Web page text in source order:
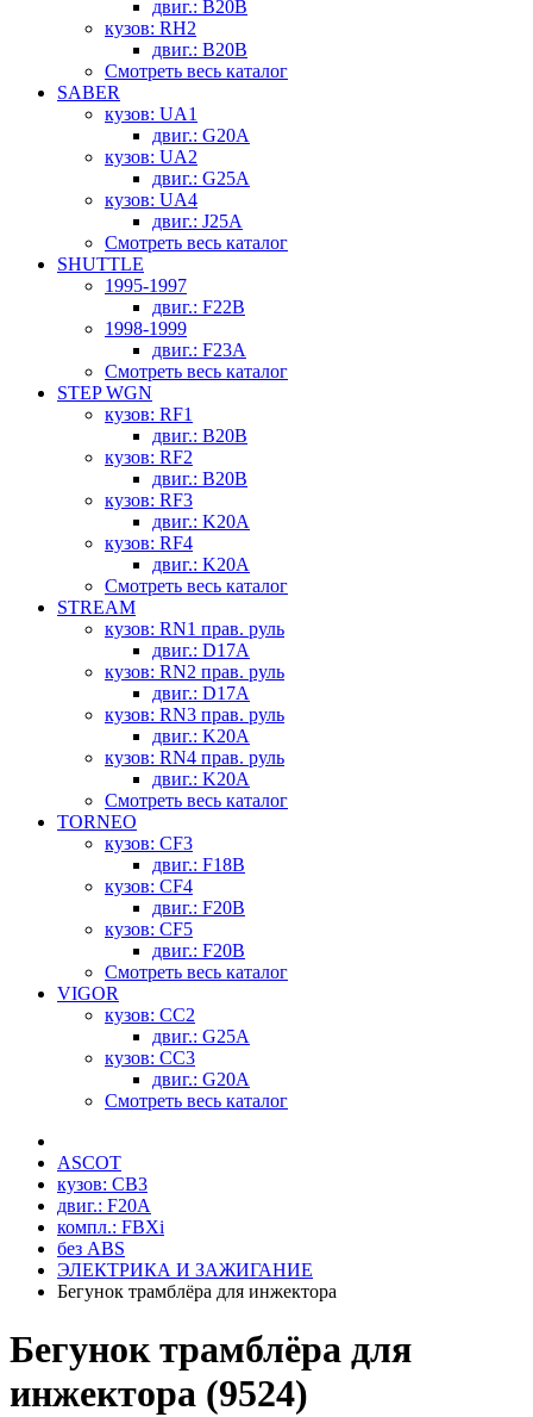
двиг.: B20B
кузов: RH2
двиг.: B20B
Смотреть весь каталог
SABER
кузов: UA1
двиг.: G20A
кузов: UA2
двиг.: G25A
кузов: UA4
двиг.: J25A
Смотреть весь каталог
SHUTTLE
1995-1997
двиг.: F22B
1998-1999
двиг.: F23A
Смотреть весь каталог
STEP WGN
кузов: RF1
двиг.: B20B
кузов: RF2
двиг.: B20B
кузов: RF3
двиг.: K20A
кузов: RF4
двиг.: K20A
Смотреть весь каталог
STREAM
кузов: RN1 прав. руль
двиг.: D17A
кузов: RN2 прав. руль
двиг.: D17A
кузов: RN3 прав. руль
двиг.: K20A
кузов: RN4 прав. руль
двиг.: K20A
Смотреть весь каталог
TORNEO
кузов: CF3
двиг.: F18B
кузов: CF4
двиг.: F20B
кузов: CF5
двиг.: F20B
Смотреть весь каталог
VIGOR
кузов: CC2
двиг.: G25A
кузов: CC3
двиг.: G20A
Смотреть весь каталог
ASCOT
кузов: CB3
двиг.: F20A
компл.: FBXi
без ABS
ЭЛЕКТРИКА И ЗАЖИГАНИЕ
Бегунок трамблёра для инжектора
Бегунок трамблёра для
инжектора (9524)